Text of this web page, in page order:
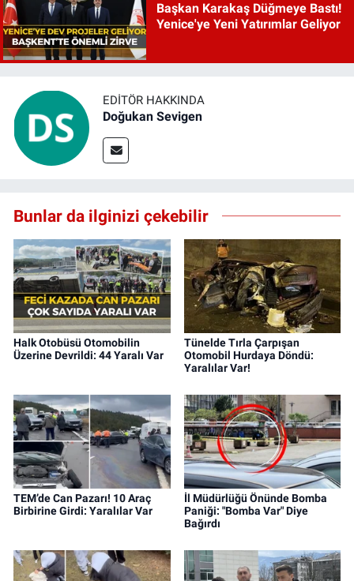
Başkan Karakaş Düğmeye Bastı!
Yenice'ye Yeni Yatırımlar Geliyor
EDITÖR HAKKINDA
Doğukan Sevigen
Bunlar da ilginizi çekebilir
Halk Otobüsü Otomobilin
Üzerine Devrildi: 44 Yaralı Var
Tünelde Tırla Çarpışan
Otomobil Hurdaya Döndü:
Yaralılar Var!
TEM’de Can Pazarı! 10 Araç
Birbirine Girdi: Yaralılar Var
İl Müdürlüğü Önünde Bomba
Paniği: "Bomba Var" Diye
Bağırdı